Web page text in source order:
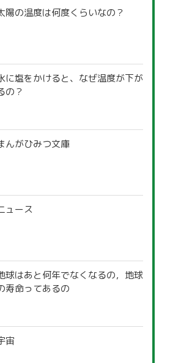
陽の温度は何度くらいなの？
に塩をかけると、なぜ温度が下が
の？
んがひみつ文庫
ュース
球はあと何年でなくなるの，地球
寿命ってあるの
宙